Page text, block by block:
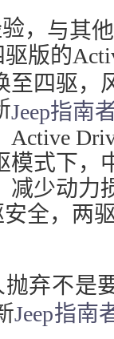
， 与其他
驱版的
至四驱，
Jeep指南
Active
模式下，
减少动力
全，两
弃不是
Jeep指南